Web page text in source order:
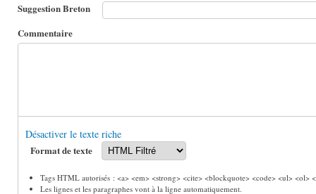
Suggestion Breton
Commentaire
Désactiver le texte riche
Format de texte
Tags HTML autorisés : <a> <em> <strong> <cite> <blockquote> <code> <ul>
Les lignes et les paragraphes vont à la ligne automatiquement.